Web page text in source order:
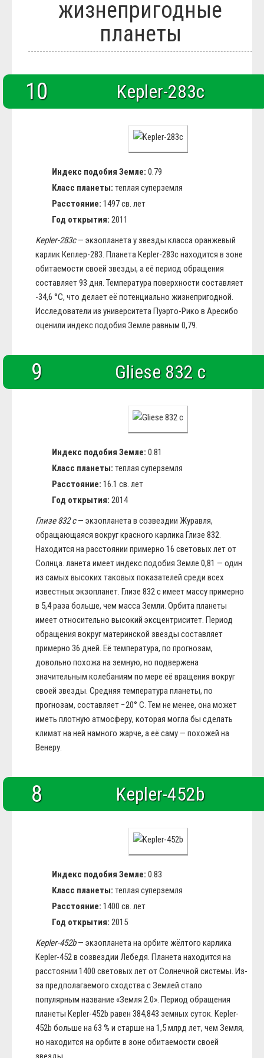
Блюда
Полезное
Города и страны
Вооружение
Спорт
жизнепригодные
планеты
10 Kepler-283c
Индекс подобия Земле: 0.79
Класс планеты: теплая суперземля
Расстояние: 1497 св. лет
Год открытия: 2011
Kepler-283c— экзопланета у звезды класса оранжевый
карлик Кеплер-283. Планета Kepler-283c находится в зоне
обитаемости своей звезды, а её период обращения
составляет 93 дня. Температура поверхности составляет
-34,6 °C, что делает её потенциально жизнепригодной.
Исследователи из университета Пуэрто-Рико в Аресибо
оценили индекс подобия Земле равным 0,79.
9 Gliese 832 c
Индекс подобия Земле: 0.81
Класс планеты: теплая суперземля
Расстояние: 16.1 св. лет
Год открытия: 2014
Глизе 832 c— экзопланета в созвездии Журавля,
обращающаяся вокруг красного карлика Глизе 832.
Находится на расстоянии примерно 16 световых лет от
Солнца. ланета имеет индекс подобия Земле 0,81 — один
из самых высоких таковых показателей среди всех
известных экзопланет. Глизе 832 с имеет массу примерно
в 5,4 раза больше, чем масса Земли. Орбита планеты
имеет относительно высокий эксцентриситет. Период
обращения вокруг материнской звезды составляет
примерно 36 дней. Её температура, по прогнозам,
довольно похожа на земную, но подвержена
значительным колебаниям по мере её вращения вокруг
своей звезды. Средняя температура планеты, по
прогнозам, составляет −20° C. Тем не менее, она может
иметь плотную атмосферу, которая могла бы сделать
климат на ней намного жарче, а её саму — похожей на
Венеру.
8 Kepler-452b
Индекс подобия Земле: 0.83
Класс планеты: теплая суперземля
Расстояние: 1400 св. лет
Год открытия: 2015
Kepler-452b— экзопланета на орбите жёлтого карлика
Kepler-452 в созвездии Лебедя. Планета находится на
расстоянии 1400 световых лет от Солнечной системы. Из-
за предполагаемого сходства с Землей стало
популярным название «Земля 2.0». Период обращения
планеты Kepler-452b равен 384,843 земных суток. Kepler-
452b больше на 63 % и старше на 1,5 млрд лет, чем Земля,
но находится на орбите в зоне обитаемости своей